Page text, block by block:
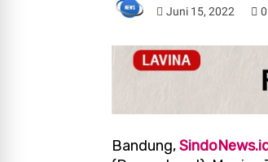
Juni 15, 2022 0
Bandung,